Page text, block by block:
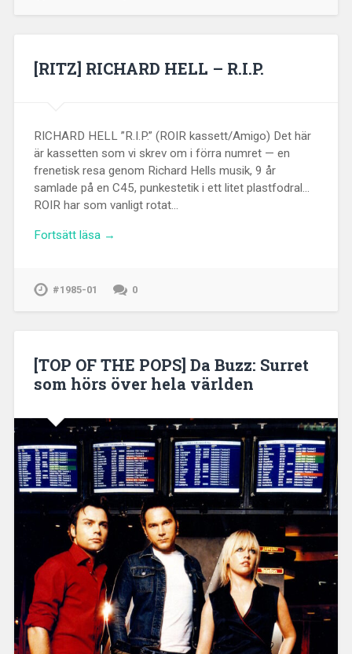
[RITZ] RICHARD HELL – R.I.P.
RICHARD HELL ”R.I.P.” (ROIR kassett/Amigo) Det här
är kassetten som vi skrev om i förra numret — en
frenetisk resa genom Richard Hells musik, 9 år
samlade på en C45, punkestetik i ett litet plastfodral…
ROIR har som vanligt rotat…
Fortsätt läsa →
#1985-01 0
[TOP OF THE POPS] Da Buzz: Surret
som hörs över hela världen